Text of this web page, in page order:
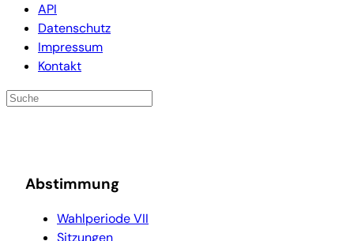
API
Datenschutz
Impressum
Kontakt
Abstimmung
Wahlperiode VII